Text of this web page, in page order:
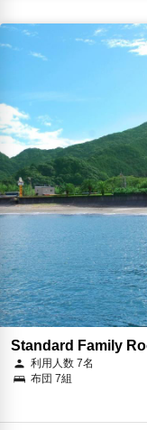
Standard Family
利用人数 7名
布団 7組